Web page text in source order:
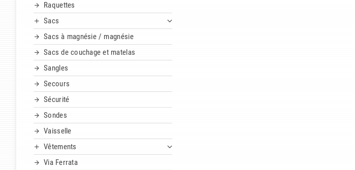
Raquettes
Sacs
Sacs à magnésie / magnésie
Sacs de couchage et matelas
Sangles
Secours
Sécurité
Sondes
Vaisselle
Vêtements
Via Ferrata